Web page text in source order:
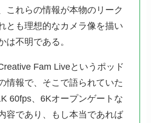
これらの情報が本物のリーク
とも理想的なカメラ像を描い
は不明である。
Fam Liveというポッド
情報で、そこで語られていた
60fps、6Kオープンゲートな
容であり、もし本当であれば